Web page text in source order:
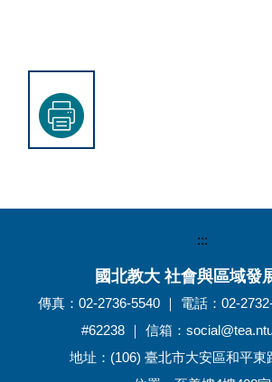
:::
國北教大 社會與區域發
傳真：02-2736-5540 ｜ 電話：02-
#62238 ｜ 信箱：
地址：(106) 臺北市大安區和平東